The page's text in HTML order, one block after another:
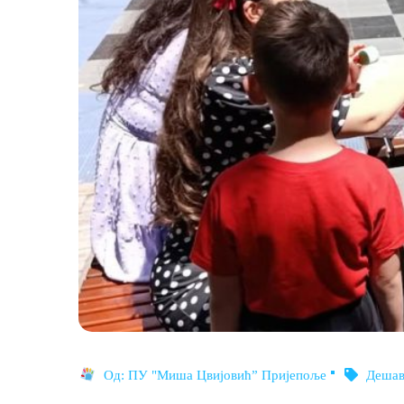
Од: ПУ "Миша Цвијовић” Пријепоље